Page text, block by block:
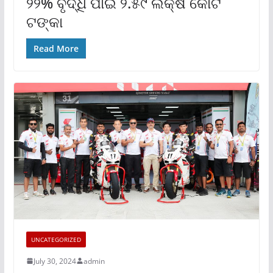
ଟଙ୍କା
Read More
UNCATEGORIZED
July 30, 2024 admin